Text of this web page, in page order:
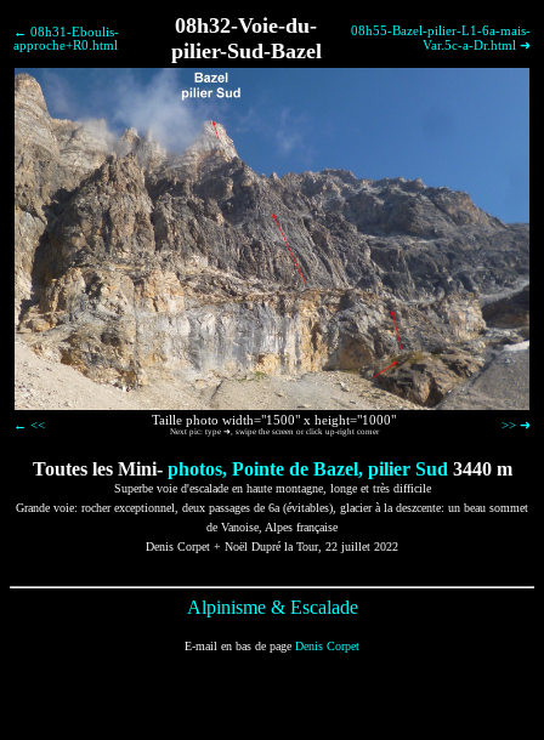
← 08h31-Eboulis-
approche+R0.html
08h32-Voie-du-
pilier-Sud-Bazel
08h55-Bazel-pilier-L1-6a-mais-
Var.5c-a-Dr.html ➜
← << Taille photo width="1500" x height="1000"
Next pic: type ➜, swipe the screen or click up-right corner >> ➜
Toutes les Mini- photos, Pointe de Bazel, pilier Sud 3440 m
Superbe voie d'escalade en haute montagne, longe et très difficile
Grande voie: rocher exceptionnel, deux passages de 6a (évitables), glacier à la deszcente: un beau sommet
de Vanoise, Alpes française
Denis Corpet + Noël Dupré la Tour, 22 juillet 2022
Alpinisme & Escalade
E-mail en bas de page Denis Corpet